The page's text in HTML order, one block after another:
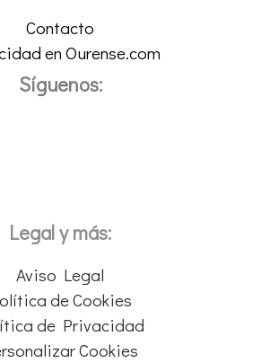
Contacto
en Ourense.com
Síguenos:
Legal y más:
Aviso Legal
de Cookies
de Privacidad
Cookies